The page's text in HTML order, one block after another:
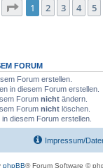
Seite 1von 10
1 2 3 4 5
FORUM
Forum erstellen.
in diesem Forum erstellen.
Forum nicht ändern.
Forum nicht löschen.
in diesem Forum erstellen.
Impressum/
phpBB® Forum Software ©